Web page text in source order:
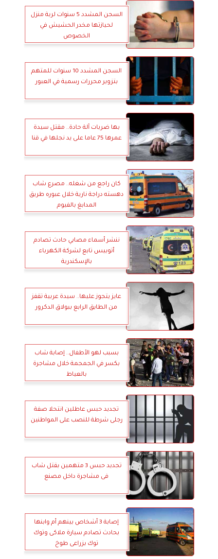
السجن المشدد 5 سنوات لربة منزل
لحيازتها مخدر الحشيش في
الخصوص
السجن المشدد 10 سنوات للمتهم
بتزوير محررات رسمية في العبور
بها ضربات آلة حادة.. مقتل سيدة
عمرها 75 عاما على يد نجلها في قنا
كان راجع من شغله.. مصرع شاب
دهسته دراجة نارية خلال عبوره طريق
المدابغ بالفيوم
ننشر أسماء مصابي حادث تصادم
أتوبيس تابع لشركة الكهرباء
بالإسكندرية
عايز يتجوز عليها.. سيدة عربية تقفز
من الطابق الرابع ببولاق الدكرور
بسبب لهو الأطفال.. إصابة شاب
بكسر في الجمجمة خلال مشاجرة
بالعياط
تجديد حبس عاطلين انتحلا صفة
رجلى شرطة للنصب على المواطنين
تجديد حبس 3 متهمين بقتل شاب
فى مشاجرة داخل مصنع
إصابة 3 أشخاص بينهم أم وابنها
بحادث تصادم سيارة ملاكى وتوك
توك بزراعى طوخ